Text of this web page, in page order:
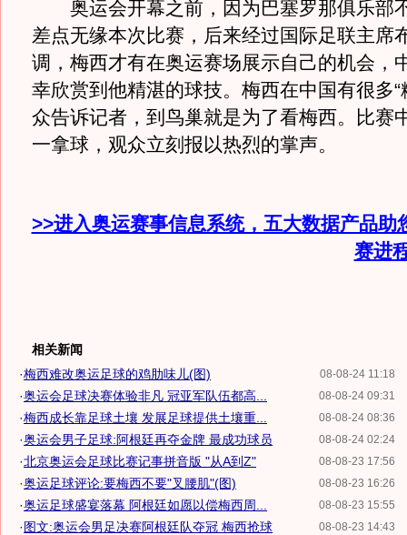
奥运会开幕之前，因为巴塞罗那俱乐部
差点无缘本次比赛，后来经过国际足联主席
调，梅西才有在奥运赛场展示自己的机会，
幸欣赏到他精湛的球技。梅西在中国有很多“
众告诉记者，到鸟巢就是为了看梅西。比赛
一拿球，观众立刻报以热烈的掌声。
>>进入奥运赛事信息系统，五大数据产品助
赛进
相关新闻
08-08-24 11:18
·梅西难改奥运足球的鸡肋味儿(图)
08-08-24 09:31
·奥运会足球决赛体验非凡 冠亚军队伍都高...
08-08-24 08:36
·梅西成长靠足球土壤 发展足球提供土壤重...
08-08-24 02:24
·奥运会男子足球:阿根廷再夺金牌 最成功球员
08-08-23 17:56
·北京奥运会足球比赛记事拼音版 "从A到Z"
08-08-23 16:26
·奥运足球评论:要梅西不要"叉腰肌"(图)
08-08-23 15:55
·奥运足球盛宴落幕 阿根廷如愿以偿梅西周...
08-08-23 14:43
·图文:奥运会男足决赛阿根廷队夺冠 梅西抢球